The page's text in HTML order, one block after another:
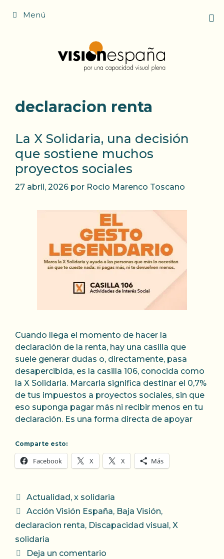
Menú
declaracion renta
La X Solidaria, una decisión
que sostiene muchos
proyectos sociales
27 abril, 2026 por Rocio Marenco Toscano
Cuando llega el momento de hacer la
declaración de la renta, hay una casilla que
suele generar dudas o, directamente, pasa
desapercibida, es la casilla 106, conocida como
la X Solidaria. Marcarla significa destinar el 0,7%
de tus impuestos a proyectos sociales, sin que
eso suponga pagar más ni recibir menos en tu
declaración. Es una forma directa de apoyar
Comparte esto:
Facebook X X Más
Categorías
Actualidad , x solidaria
Etiquetas
Acción Visión España, Baja Visión,
declaracion renta, Discapacidad visual , X
solidaria
Deja un comentario